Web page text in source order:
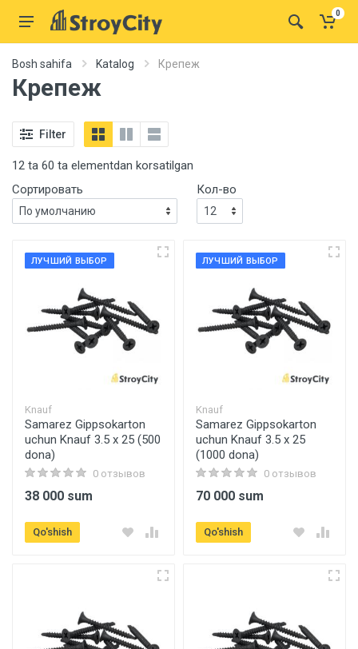
0
Bosh sahifa Katalog Крепеж
Крепеж
Filter
12 ta 60 ta elementdan korsatilgan
Сортировать
Кол-во
ЛУЧШИЙ ВЫБОР
Knauf
Samarez Gippsokarton
uchun Knauf 3.5 x 25 (500
dona)
0 отзывов
38 000 sum
Qo'shish
ЛУЧШИЙ ВЫБОР
Knauf
Samarez Gippsokarton
uchun Knauf 3.5 x 25
(1000 dona)
0 отзывов
70 000 sum
Qo'shish